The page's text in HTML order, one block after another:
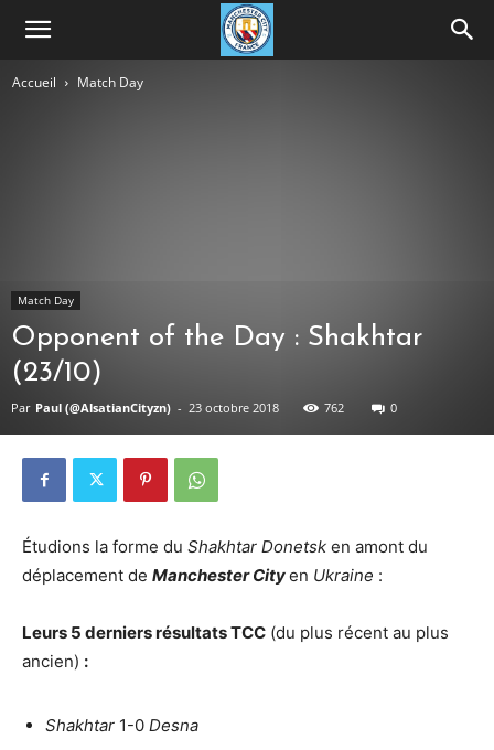
Accueil Match Day
Match Day
Opponent of the Day : Shakhtar
(23/10)
Par Paul (@AlsatianCityzn) - 23 octobre 2018 762 0
Étudions la forme du Shakhtar Donetsk en amont du
déplacement de Manchester Cityen Ukraine :
Leurs 5 derniers résultats TCC (du plus récent au plus
ancien) :
Shakhtar 1-0 Desna